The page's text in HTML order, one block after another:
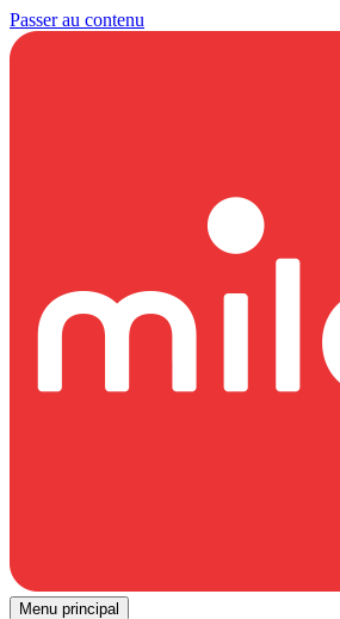
Passer au contenu
Menu principal